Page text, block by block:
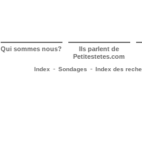
Qui sommes nous? Ils parlent de
Petitestetes.com
Index - Sondages - Index des